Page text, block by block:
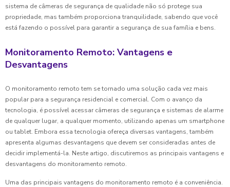
sistema de câmeras de segurança de qualidade não só protege sua
propriedade, mas também proporciona tranquilidade, sabendo que você
está fazendo o possível para garantir a segurança de sua família e bens.
Monitoramento Remoto: Vantagens e
Desvantagens
O monitoramento remoto tem se tornado uma solução cada vez mais
popular para a segurança residencial e comercial. Com o avanço da
tecnologia, é possível acessar câmeras de segurança e sistemas de alarme
de qualquer lugar, a qualquer momento, utilizando apenas um smartphone
ou tablet. Embora essa tecnologia ofereça diversas vantagens, também
apresenta algumas desvantagens que devem ser consideradas antes de
decidir implementá-la. Neste artigo, discutiremos as principais vantagens e
desvantagens do monitoramento remoto.
Uma das principais vantagens do monitoramento remoto é a conveniência.